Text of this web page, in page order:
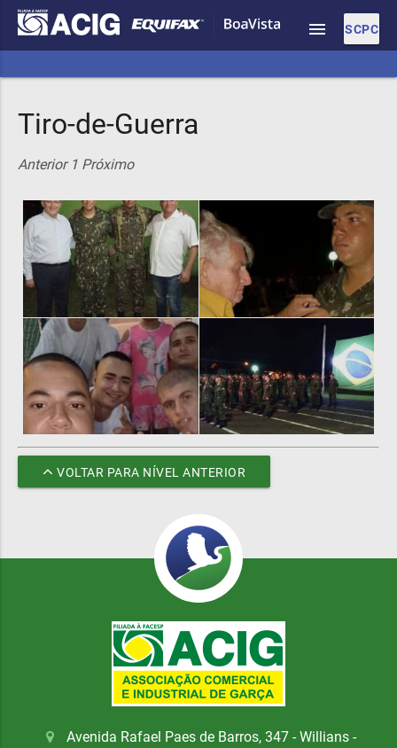
SCPC
menu
Tiro-de-Guerra
Anterior 1 Próximo
VOLTAR PARA NÍVEL ANTERIOR
Avenida Rafael Paes de Barros, 347 - Willians -